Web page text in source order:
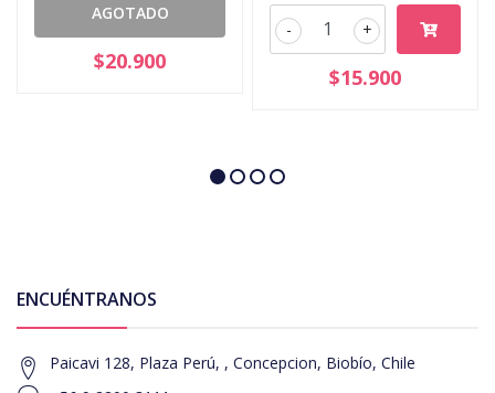
AGOTADO
$20.900
+
-
$15.900
ENCUÉNTRANOS
Paicavi 128, Plaza Perú, , Concepcion, Biobío, Chile